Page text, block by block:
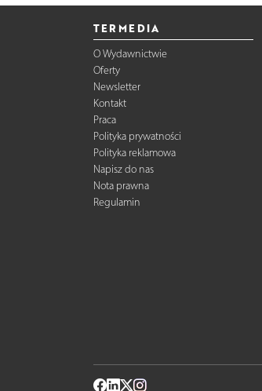
TERMEDIA
O Wydawnictwie
Oferty
Newsletter
Kontakt
Praca
Polityka prywatności
Polityka reklamowa
Napisz do nas
Nota prawna
Regulamin